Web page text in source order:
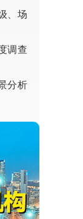
、场
调查
分析